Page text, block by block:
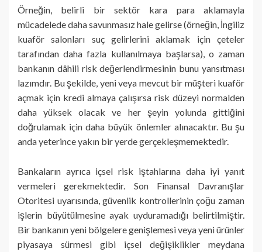
Örneğin, belirli bir sektör kara para aklamayla
mücadelede daha savunmasız hale gelirse (örneğin, İngiliz
kuaför salonları suç gelirlerini aklamak için çeteler
tarafından daha fazla kullanılmaya başlarsa), o zaman
bankanın dâhili risk değerlendirmesinin bunu yansıtması
lazımdır. Bu şekilde, yeni veya mevcut bir müşteri kuaför
açmak için kredi almaya çalışırsa risk düzeyi normalden
daha yüksek olacak ve her şeyin yolunda gittiğini
doğrulamak için daha büyük önlemler alınacaktır. Bu şu
anda yeterince yakın bir yerde gerçekleşmemektedir.
Bankaların ayrıca içsel risk iştahlarına daha iyi yanıt
vermeleri gerekmektedir. Son Finansal Davranışlar
Otoritesi uyarısında, güvenlik kontrollerinin çoğu zaman
işlerin büyütülmesine ayak uyduramadığı belirtilmiştir.
Bir bankanın yeni bölgelere genişlemesi veya yeni ürünler
piyasaya sürmesi gibi içsel değişiklikler meydana